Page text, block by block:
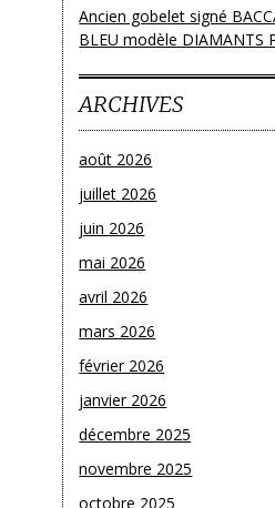
Ancien gobelet signé
BLEU modèle DIAMANTS
ARCHIVES
août 2026
juillet 2026
juin 2026
mai 2026
avril 2026
mars 2026
février 2026
janvier 2026
décembre 2025
novembre 2025
octobre 2025